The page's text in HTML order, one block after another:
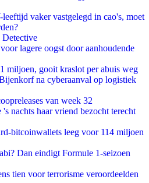
vaker vastgelegd in cao's, moet
Detective
lagere oogst door aanhoudende
miljoen, gooit kraslot per abuis weg
na cyberaanval op logistiek
van week 32
nachts haar vriend bezocht terecht
bitcoinwallets leeg voor 114 miljoen
Dan eindigt Formule 1-seizoen
tien voor terrorisme veroordeelden